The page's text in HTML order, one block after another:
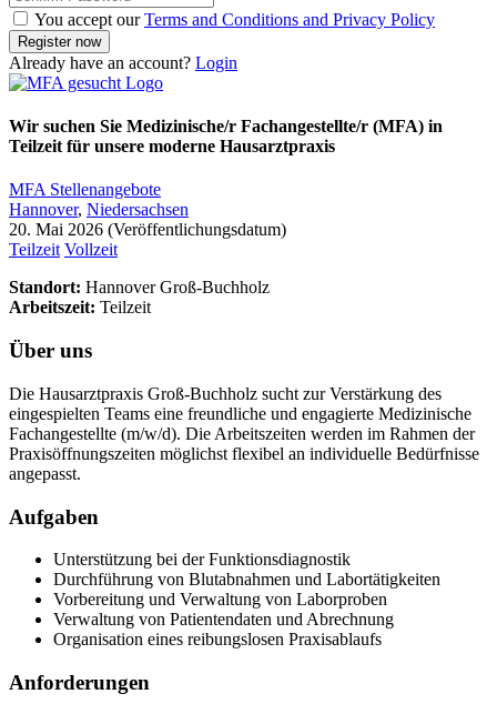
You accept ourTerms and Conditions and Privacy Policy
Already have an account? Login
Wir suchen Sie Medizinische/r Fachangestellte/r (MFA) in
Teilzeit für unsere moderne Hausarztpraxis
MFA Stellenangebote
Hannover, Niedersachsen
20. Mai 2026
Teilzeit Vollzeit
Standort: Hannover Groß-Buchholz
Arbeitszeit: Teilzeit
Über uns
Die Hausarztpraxis Groß-Buchholz sucht zur Verstärkung des
eingespielten Teams eine freundliche und engagierte Medizinische
Fachangestellte (m/w/d). Die Arbeitszeiten werden im Rahmen der
Praxisöffnungszeiten möglichst flexibel an individuelle Bedürfnisse
angepasst.
Aufgaben
Unterstützung bei der Funktionsdiagnostik
Durchführung von Blutabnahmen und Labortätigkeiten
Vorbereitung und Verwaltung von Laborproben
Verwaltung von Patientendaten und Abrechnung
Organisation eines reibungslosen Praxisablaufs
Anforderungen